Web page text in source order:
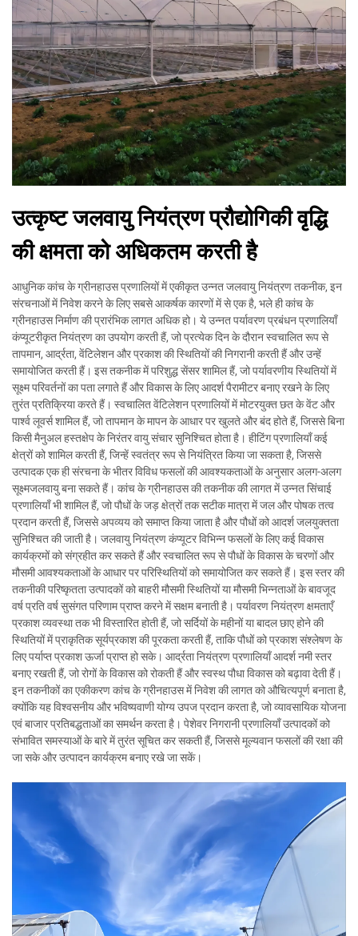
उत्कृष्ट जलवायु नियंत्रण प्रौद्योगिकी वृद्धि
की क्षमता को अधिकतम करती है
आधुनिक कांच के ग्रीनहाउस प्रणालियों में एकीकृत उन्नत जलवायु नियंत्रण तकनीक, इन
संरचनाओं में निवेश करने के लिए सबसे आकर्षक कारणों में से एक है, भले ही कांच के
ग्रीनहाउस निर्माण की प्रारंभिक लागत अधिक हो। ये उन्नत पर्यावरण प्रबंधन प्रणालियाँ
कंप्यूटरीकृत नियंत्रण का उपयोग करती हैं, जो प्रत्येक दिन के दौरान स्वचालित रूप से
तापमान, आर्द्रता, वेंटिलेशन और प्रकाश की स्थितियों की निगरानी करती हैं और उन्हें
समायोजित करती हैं। इस तकनीक में परिशुद्ध सेंसर शामिल हैं, जो पर्यावरणीय स्थितियों में
सूक्ष्म परिवर्तनों का पता लगाते हैं और विकास के लिए आदर्श पैरामीटर बनाए रखने के लिए
तुरंत प्रतिक्रिया करते हैं। स्वचालित वेंटिलेशन प्रणालियों में मोटरयुक्त छत के वेंट और
पार्श्व लूवर्स शामिल हैं, जो तापमान के मापन के आधार पर खुलते और बंद होते हैं, जिससे बिना
किसी मैनुअल हस्तक्षेप के निरंतर वायु संचार सुनिश्चित होता है। हीटिंग प्रणालियाँ कई
क्षेत्रों को शामिल करती हैं, जिन्हें स्वतंत्र रूप से नियंत्रित किया जा सकता है, जिससे
उत्पादक एक ही संरचना के भीतर विविध फसलों की आवश्यकताओं के अनुसार अलग-अलग
सूक्ष्मजलवायु बना सकते हैं। कांच के ग्रीनहाउस की तकनीक की लागत में उन्नत सिंचाई
प्रणालियाँ भी शामिल हैं, जो पौधों के जड़ क्षेत्रों तक सटीक मात्रा में जल और पोषक तत्व
प्रदान करती हैं, जिससे अपव्यय को समाप्त किया जाता है और पौधों को आदर्श जलयुक्तता
सुनिश्चित की जाती है। जलवायु नियंत्रण कंप्यूटर विभिन्न फसलों के लिए कई विकास
कार्यक्रमों को संग्रहीत कर सकते हैं और स्वचालित रूप से पौधों के विकास के चरणों और
मौसमी आवश्यकताओं के आधार पर परिस्थितियों को समायोजित कर सकते हैं। इस स्तर की
तकनीकी परिष्कृतता उत्पादकों को बाहरी मौसमी स्थितियों या मौसमी भिन्नताओं के बावजूद
वर्ष प्रति वर्ष सुसंगत परिणाम प्राप्त करने में सक्षम बनाती है। पर्यावरण नियंत्रण क्षमताएँ
प्रकाश व्यवस्था तक भी विस्तारित होती हैं, जो सर्दियों के महीनों या बादल छाए होने की
स्थितियों में प्राकृतिक सूर्यप्रकाश की पूरकता करती हैं, ताकि पौधों को प्रकाश संश्लेषण के
लिए पर्याप्त प्रकाश ऊर्जा प्राप्त हो सके। आर्द्रता नियंत्रण प्रणालियाँ आदर्श नमी स्तर
बनाए रखती हैं, जो रोगों के विकास को रोकती हैं और स्वस्थ पौधा विकास को बढ़ावा देती हैं।
इन तकनीकों का एकीकरण कांच के ग्रीनहाउस में निवेश की लागत को औचित्यपूर्ण बनाता है,
क्योंकि यह विश्वसनीय और भविष्यवाणी योग्य उपज प्रदान करता है, जो व्यावसायिक योजना
एवं बाजार प्रतिबद्धताओं का समर्थन करता है। पेशेवर निगरानी प्रणालियाँ उत्पादकों को
संभावित समस्याओं के बारे में तुरंत सूचित कर सकती हैं, जिससे मूल्यवान फसलों की रक्षा की
जा सके और उत्पादन कार्यक्रम बनाए रखे जा सकें।